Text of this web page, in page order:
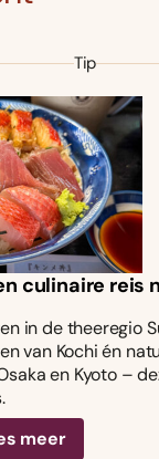
Tip
culinaire reis
in de theeregio
van Kochi én
en Kyoto –
meer